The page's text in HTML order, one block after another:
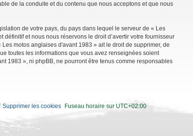
de la conduite et du contenu que nous acceptons et que nous
de votre pays, du pays dans lequel le serveur de « Les
et nous nous réservons le droit d’avertir votre fournisseur
motos anglaises d'avant 1983 » ait le droit de supprimer, de
toutes les informations que vous avez renseignées soient
1983 », ni phpBB, ne pourront être tenus comme responsables
Fuseau horaire sur UTC+02:00
Supprimer les cookies